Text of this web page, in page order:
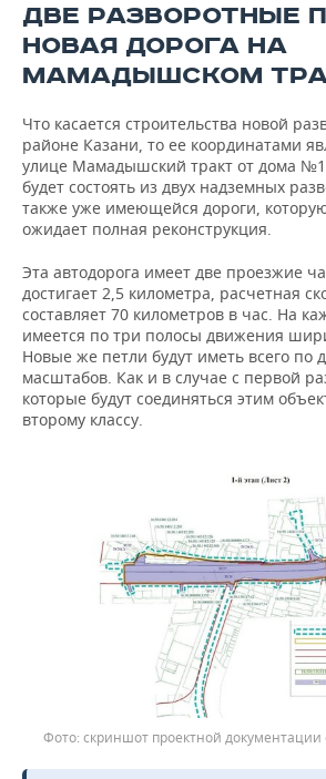
ДВЕ РАЗВОРОТНЫЕ
НОВАЯ ДОРОГА НА
МАМАДЫШСКОМ
Что касается строительства новой
районе Казани, то ее координатами
улице Мамадышский тракт от дома
будет состоять из двух надземных
также уже имеющейся дороги,
ожидает полная реконструкция.
Эта автодорога имеет две проезжие
достигает 2,5 километра, расчетная
составляет 70 километров в час. На
имеется по три полосы движения
Новые же петли будут иметь всего по
масштабов. Как и в случае с первой
которые будут соединяться этим
второму классу.
скриншот проектной документации